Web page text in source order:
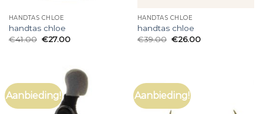
HANDTAS CHLOE
handtas chloe
€41.00 €27.00
HANDTAS CHLOE
handtas chloe
€39.00 €26.00
Aanbieding! Aanbieding!